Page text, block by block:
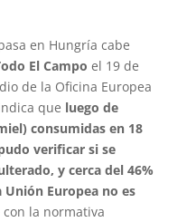
en Hungría cabe
El Campo el 19 de
de la Oficina Europea
que luego de
consumidas en 18
verificar si se
y cerca del 46%
Europea no es
la normativa